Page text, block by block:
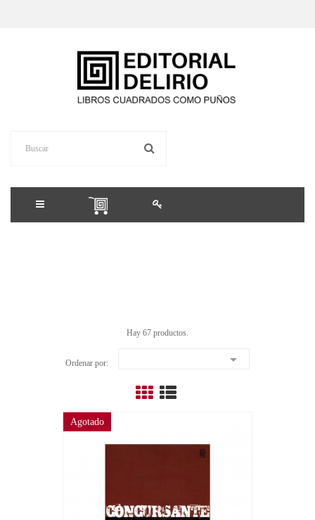
Hay 67 productos.
Ordenar por: 
Agotado